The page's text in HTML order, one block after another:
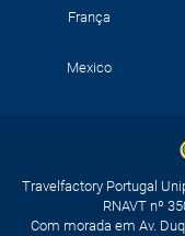
França
Mexico
Travelfactory Portugal
RNAVT nº
Com morada em Av.